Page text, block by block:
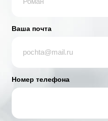
Ваша почта
Номер телефона